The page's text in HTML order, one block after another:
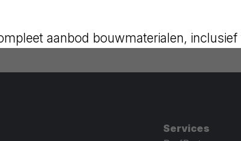
aanbod bouwmaterialen, inclusief
Services